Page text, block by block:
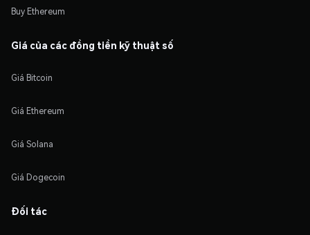
Buy Ethereum
Giá của các đồng tiền kỹ thuật số
Giá Bitcoin
Giá Ethereum
Giá Solana
Giá Dogecoin
Đối tác